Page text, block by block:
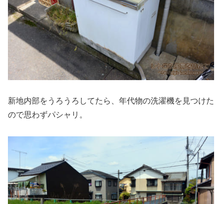
新地内部をうろうろしてたら、年代物の洗濯機を見つけた
ので思わずパシャリ。